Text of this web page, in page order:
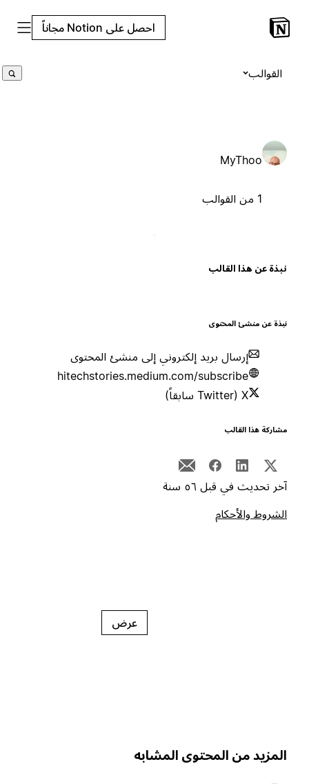
احصل على Notion مجاناً
القوالب
MyThoo
عن هذا القالب
عن منشئ المحتوى
إرسال بريد إلكتروني إلى منشئ المحتوى
hitechstories.medium.com/subscribe
هذا القالب
تحديث في قبل ٥٦ سنة
والأحكام
عرض
من المحتوى المشابه